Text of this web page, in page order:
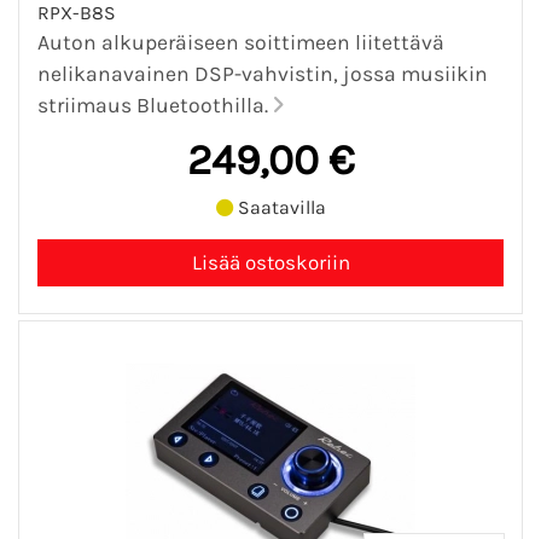
RPX-B8S
Auton alkuperäiseen soittimeen liitettävä
nelikanavainen DSP-vahvistin, jossa musiikin
striimaus Bluetoothilla.
249,00 €
Saatavilla